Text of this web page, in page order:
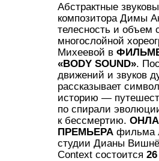
Абстрактные
композитора Димы
телесность и
многослойной
Михеевой в
«BODY SOUND».
движений и звуков
рассказывает
историю —
по спирали
к бессмертию.
ПРЕМЬЕРА фильма
студии Дианы
Context состоится